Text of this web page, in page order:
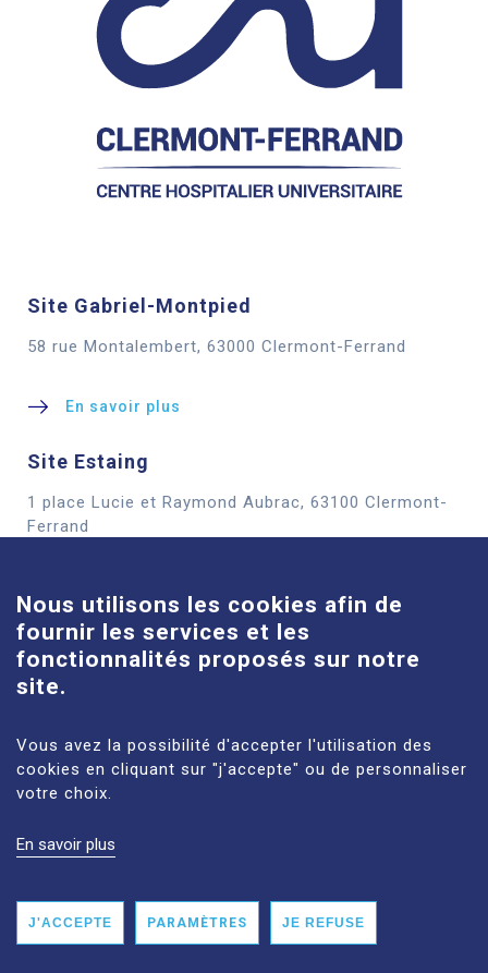
Site Gabriel-Montpied
58 rue Montalembert, 63000 Clermont-Ferrand
En savoir plus
Site Estaing
1 place Lucie et Raymond Aubrac, 63100 Clermont-
Ferrand
Site Louise-Michel
61 route de Châteaugay, 63118 Cébazat
En savoir plus
MENTIONS LÉGALES
ACCESSIBILITÉ : NON CONFORME
Nous utilisons les cookies afin de
fournir les services et les
fonctionnalités proposés sur notre
site.
Vous avez la possibilité d'accepter l'utilisation des
cookies en cliquant sur "j'accepte" ou de personnaliser
votre choix.
En savoir plus
J'ACCEPTE PARAMÈTRES JE REFUSE